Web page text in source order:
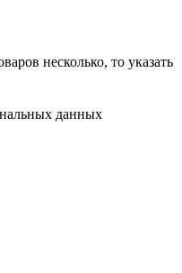
несколько, то указать
данных